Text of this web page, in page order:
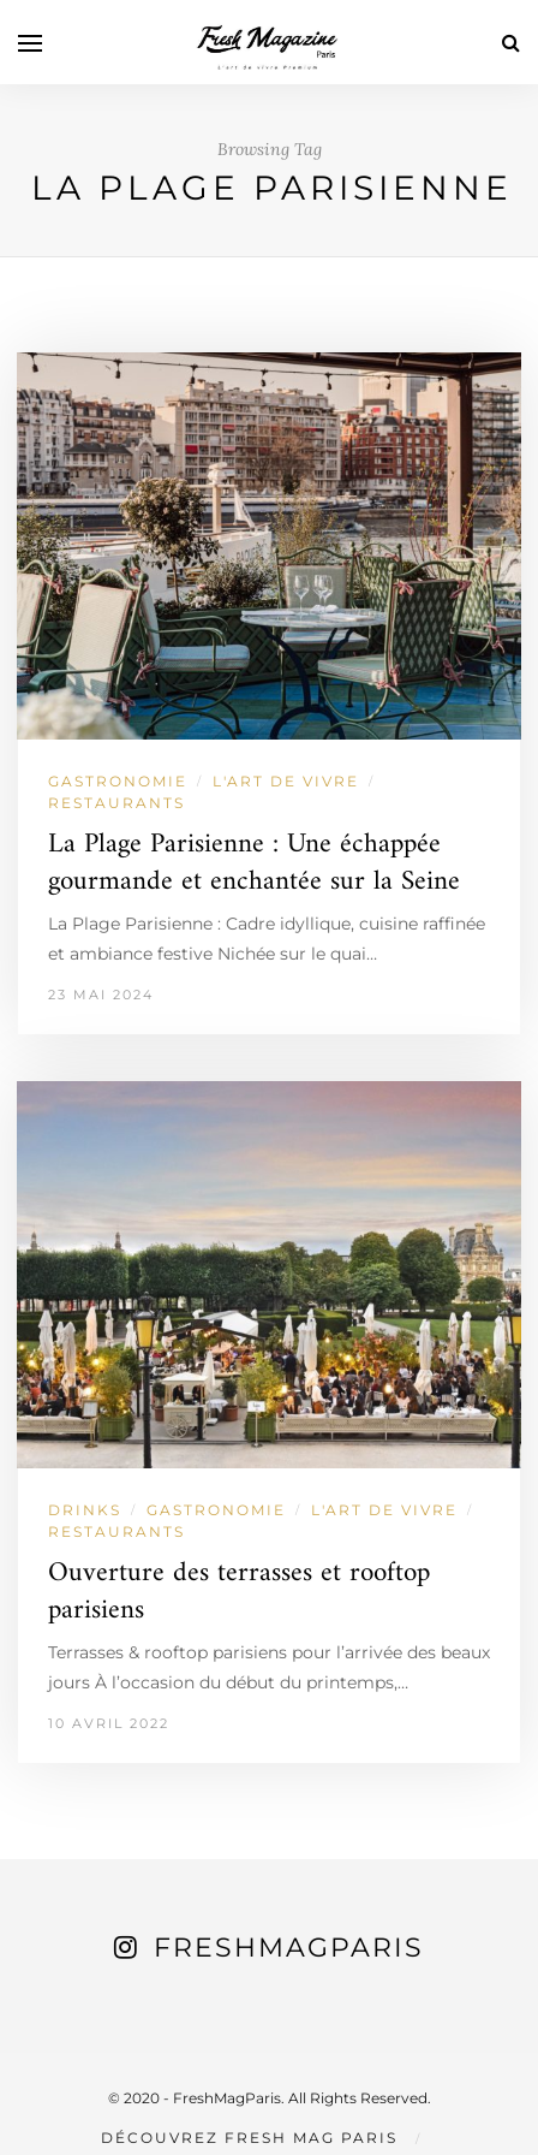
Browsing Tag
LA PLAGE PARISIENNE
GASTRONOMIE / L'ART DE VIVRE /
RESTAURANTS
La Plage Parisienne : Une échappée
gourmande et enchantée sur la Seine
La Plage Parisienne : Cadre idyllique, cuisine raffinée
et ambiance festive Nichée sur le quai…
23 MAI 2024
DRINKS / GASTRONOMIE / L'ART DE VIVRE /
RESTAURANTS
Ouverture des terrasses et rooftop
parisiens
Terrasses & rooftop parisiens pour l’arrivée des beaux
jours À l’occasion du début du printemps,…
10 AVRIL 2022
FRESHMAGPARIS
© 2020 - FreshMagParis. All Rights Reserved.
DÉCOUVREZ FRESH MAG PARIS